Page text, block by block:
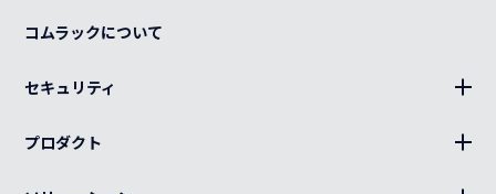
コムラックについて
セキュリティ
プロダクト